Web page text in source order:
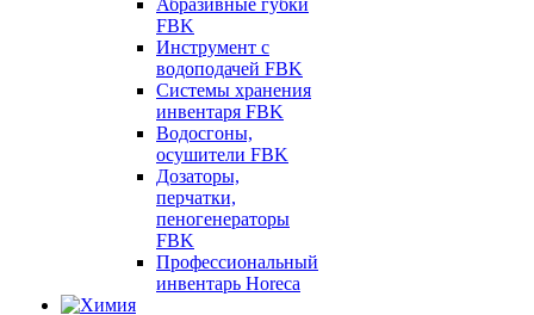
Абразивные губки
FBK
Инструмент с
водоподачей FBK
Системы хранения
инвентаря FBK
Водосгоны,
осушители FBK
Дозаторы,
перчатки,
пеногенераторы
FBK
Профессиональный
инвентарь Horeca